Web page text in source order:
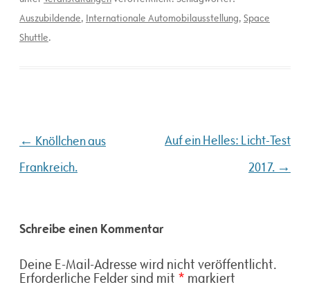
Auszubildende, Internationale Automobilausstellung, Space
Shuttle.
Beitragsnavigation
← Knöllchen aus
Frankreich.
Auf ein Helles: Licht-Test
2017. →
Schreibe einen Kommentar
Deine E-Mail-Adresse wird nicht veröffentlicht.
Erforderliche Felder sind mit * markiert